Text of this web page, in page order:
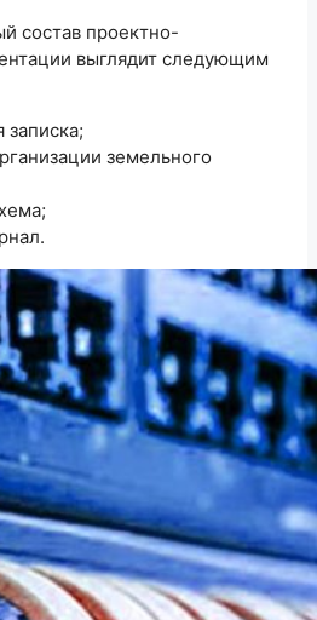
проектно-
выглядит следующим
записка;
земельного